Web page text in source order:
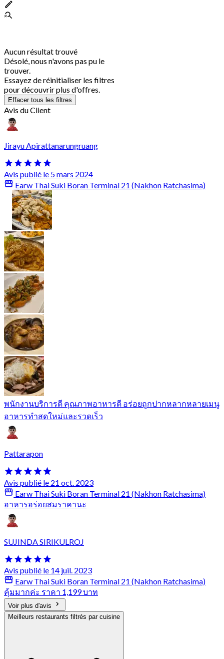
Aucun résultat trouvé
Désolé, nous n'avons pas pu le
trouver.
Essayez de réinitialiser les filtres
pour découvrir plus d'offres.
Effacer tous les filtres
Avis du Client
Jirayu Apirattanarungruang
Avis publié le 5 mars 2024
Earw Thai Suki Boran Terminal 21 (Nakhon Ratchasima)
พนักงานบริการดี คุณภาพอาหารดี อร่อยถูกปากหลากหลายเมนู
อาหารทำสดใหม่และรวดเร็ว
Pattarapon
Avis publié le 21 oct. 2023
Earw Thai Suki Boran Terminal 21 (Nakhon Ratchasima)
อาหารอร่อยสมราคานะ
SUJINDA SIRIKULROJ
Avis publié le 14 juil. 2023
Earw Thai Suki Boran Terminal 21 (Nakhon Ratchasima)
คุ้มมากค่ะ ราคา 1,199 บาท
Voir plus d'avis
Meilleurs restaurants filtrés par cuisine